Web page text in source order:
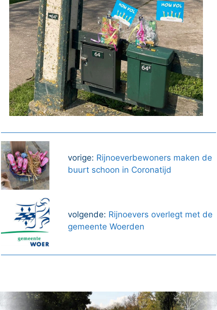
vorige: Rijnoeverbewoners maken de
buurt schoon in Coronatijd
volgende: Rijnoevers overlegt met de
gemeente Woerden